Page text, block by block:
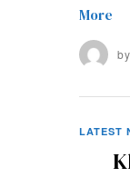
More
by
LATEST